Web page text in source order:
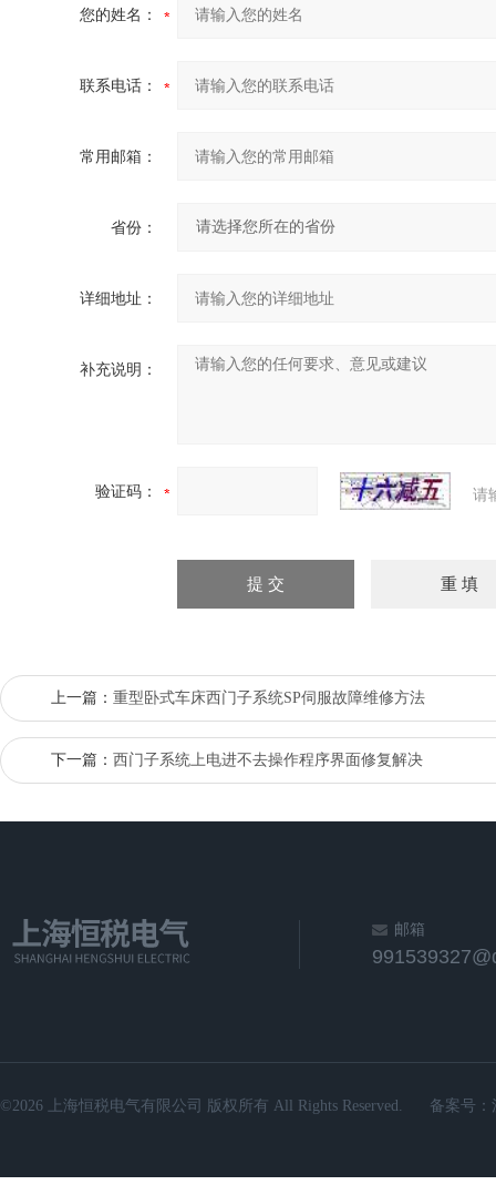
您的姓名：
联系电话：
常用邮箱：
省份：
详细地址：
补充说明：
验证码： 请
上一篇： 重型卧式车床西门子系统SP伺服故障维修方法
下一篇： 西门子系统上电进不去操作程序界面修复解决
邮箱
©2026 上海恒税电气有限公司 版权所有 All Rights Reserved. 备案号：